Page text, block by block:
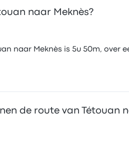
naar Meknès?
naar Meknès is 5u 50m, over
de route van Tétouan